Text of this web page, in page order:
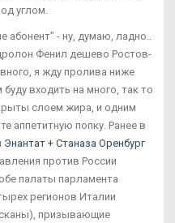
углом.
абонент" - ну, думаю, ладно..
Фенил дешево Ростов-
я жду пролива ниже
входить на много, так то
слоем жира, и одним
аппетитную попку. Ранее в
Энантат + Станаза Оренбург
против России
палаты парламента
регионов Италии
призывающие